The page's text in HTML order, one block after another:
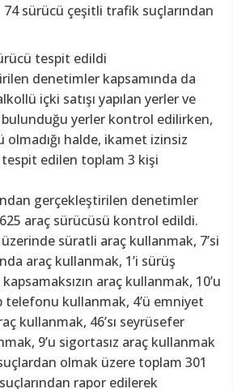
sürücü çeşitli trafik suçlarından
tespit edildi
denetimler kapsamında da
içki satışı yapılan yerler ve
bulunduğu yerler kontrol edilirken,
halde, ikamet izinsiz
edilen toplam 3 kişi
gerçekleştirilen denetimler
araç sürücüsü kontrol edildi.
üzerinde süratli araç kullanmak, 7’si
araç kullanmak, 1’i sürüş
araç kullanmak, 10’u
telefonu kullanmak, 4’ü emniyet
kullanmak, 46’sı seyrüsefer
9’u sigortasız araç kullanmak
olmak üzere toplam 301
rapor edilerek